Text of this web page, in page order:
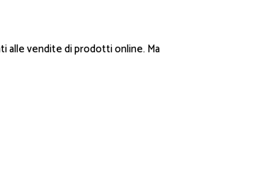
alle vendite di prodotti online. Ma